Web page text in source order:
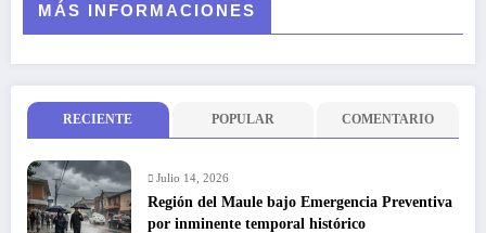
MÁS INFORMACIONES
RECIENTE POPULAR COMENTARIO
Julio 14, 2026
Región del Maule bajo Emergencia Preventiva
por inminente temporal histórico